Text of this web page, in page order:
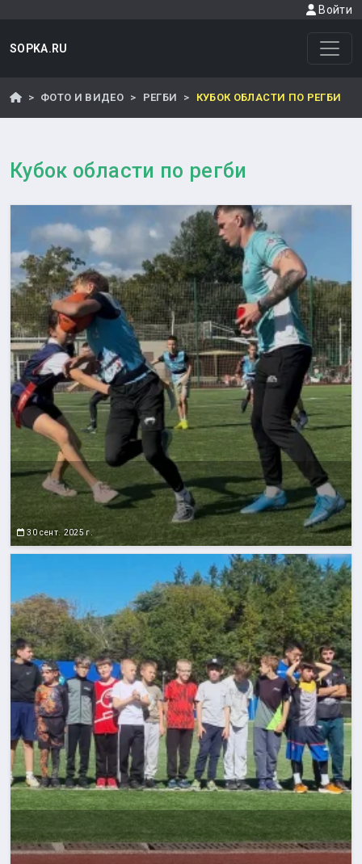
Войти
SOPKA.RU
ФОТО И ВИДЕО РЕГБИ КУБОК ОБЛАСТИ ПО РЕГБИ
Кубок области по регби
30 сент. 2025 г.